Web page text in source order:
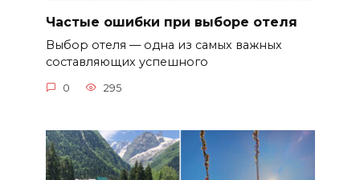
Частые ошибки при выборе отеля
Выбор отеля — одна из самых важных
составляющих успешного
0 295